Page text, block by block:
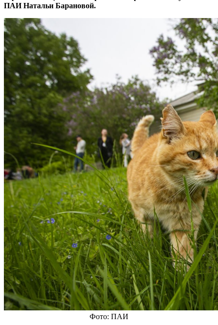
ПАИ Натальи Барановой.
Фото: ПАИ